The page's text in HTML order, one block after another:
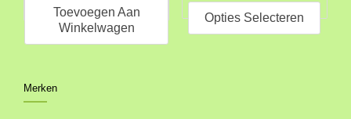
Toevoegen Aan
Winkelwagen
Opties Selecteren
heeft
Merken